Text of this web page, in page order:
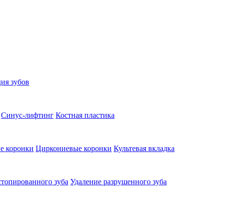
зубов
Синус-лифтинг Костная пластика
коронки Циркониевые коронки Культевая вкладка
зуба Удаление разрушенного зуба